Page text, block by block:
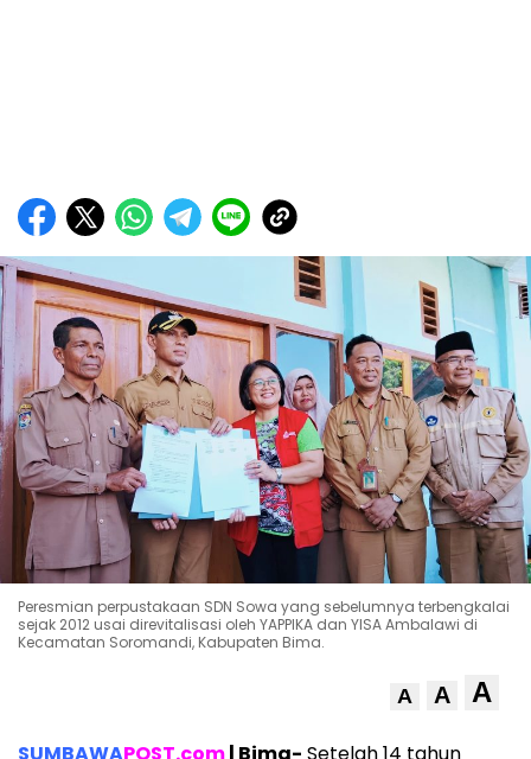
Peresmian perpustakaan SDN Sowa yang sebelumnya terbengkalai
sejak 2012 usai direvitalisasi oleh YAPPIKA dan YISA Ambalawi di
Kecamatan Soromandi, Kabupaten Bima.
A A A